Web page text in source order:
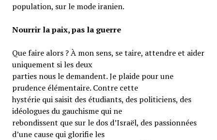
population, sur le mode iranien.
Nourrir la paix, pas la guerre
Que faire alors ? À mon sens, se taire, attendre et aider
uniquement si les deux
parties nous le demandent. Je plaide pour une
prudence élémentaire. Contre cette
hystérie qui saisit des étudiants, des politiciens, des
idéologues du gauchisme qui ne
rebondissent que sur le dos d’Israël, des passionnées
d’une cause qui glorifie les